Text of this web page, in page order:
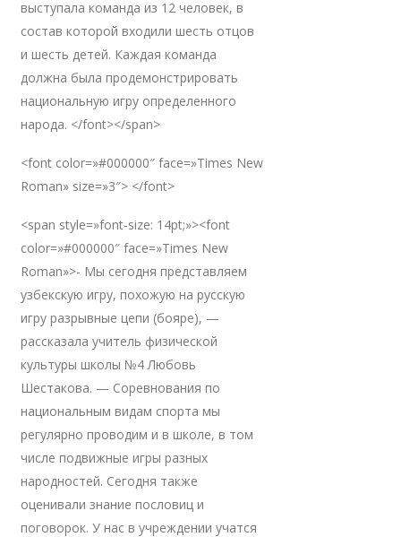
выступала команда из 12 человек, в
состав которой входили шесть отцов
и шесть детей. Каждая команда
должна была продемонстрировать
национальную игру определенного
народа. </font></span>
<font color=»#000000″ face=»Times New
Roman» size=»3″> </font>
<span style=»font-size: 14pt;»><font
color=»#000000″ face=»Times New
Roman»>- Мы сегодня представляем
узбекскую игру, похожую на русскую
игру разрывные цепи (бояре), —
рассказала учитель физической
культуры школы №4 Любовь
Шестакова. — Соревнования по
национальным видам спорта мы
регулярно проводим и в школе, в том
числе подвижные игры разных
народностей. Сегодня также
оценивали знание пословиц и
поговорок. У нас в учреждении учатся